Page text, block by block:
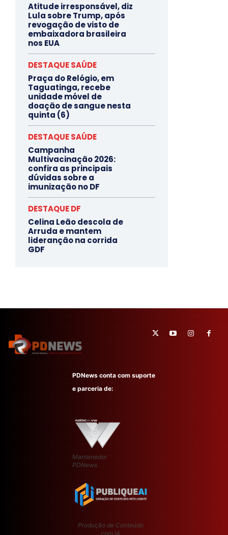
Atitude irresponsável, diz
Lula sobre Trump, após
revogação de visto de
embaixadora brasileira
nos EUA
DESTAQUE SAÚDE
Praça do Relógio, em
Taguatinga, recebe
unidade móvel de
doação de sangue nesta
quinta (6)
DESTAQUE SAÚDE
Campanha
Multivacinação 2026:
confira as principais
dúvidas sobre a
imunização no DF
DESTAQUE DF
Celina Leão descola de
Arruda e mantem
lideranção na corrida
GDF
PDNews conta com suporte
e parceria de:
Mantenedor
PDNews
Produção de Conteúdo
com IA